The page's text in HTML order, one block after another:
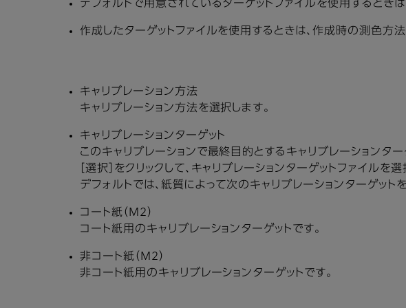
デフォルトで用意されているターゲットファイルを使用するときは
作成したターゲットファイルを使用するときは、作成時の測色方法
キャリブレーション方法
キャリブレーション方法を選択します。
キャリブレーションターゲット
このキャリブレーションで最終目的とするキャリブレーションター
［選択］をクリックして、キャリブレーションターゲットファイルを選
デフォルトでは、紙質によって次のキャリブレーションターゲット
コート紙（M2）
コート紙用のキャリブレーションターゲットです。
非コート紙（M2）
非コート紙用のキャリブレーションターゲットです。